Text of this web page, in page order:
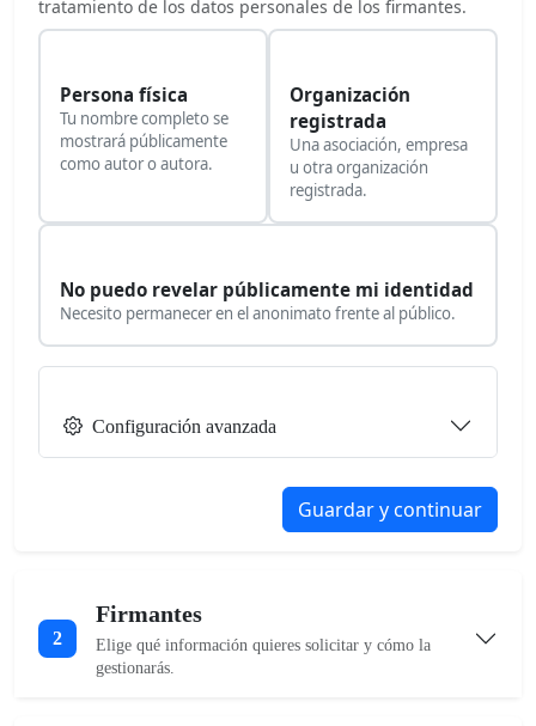
tratamiento de los datos personales de los firmantes.
Persona física
Tu nombre completo se
mostrará públicamente
como autor o autora.
Organización
registrada
Una asociación, empresa
u otra organización
registrada.
No puedo revelar públicamente mi identidad
Necesito permanecer en el anonimato frente al público.
Configuración avanzada
Guardar y continuar
2
Firmantes
Elige qué información quieres solicitar y cómo la
gestionarás.